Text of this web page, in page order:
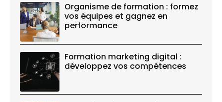
Organisme de formation : formez
vos équipes et gagnez en
performance
Formation marketing digital :
développez vos compétences